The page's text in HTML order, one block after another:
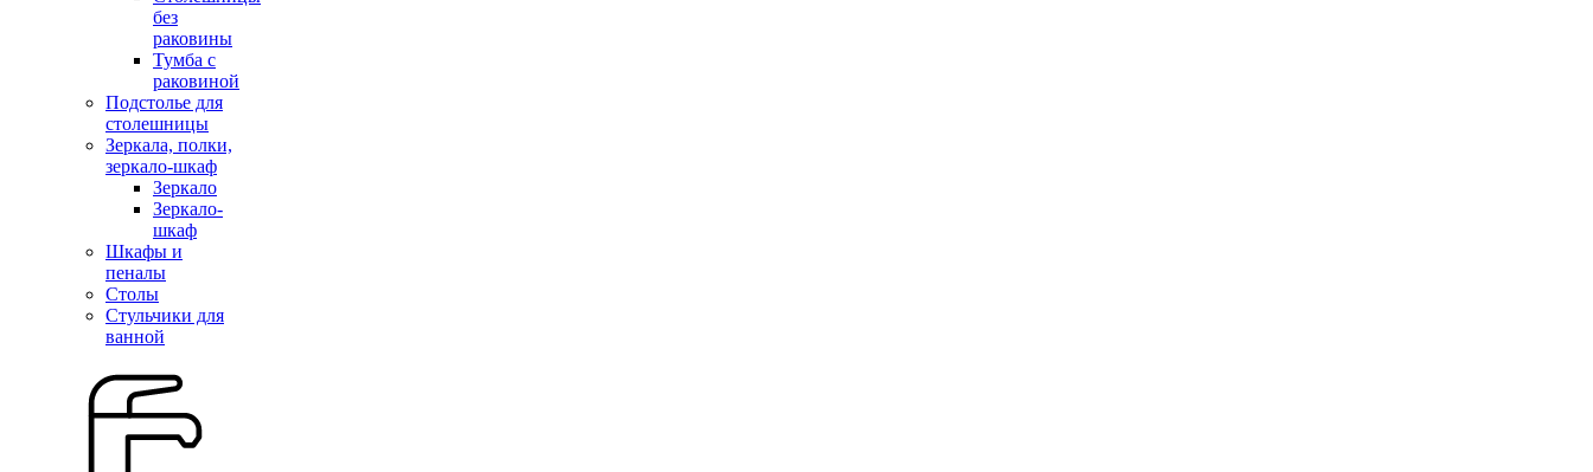
без
раковины
Тумба с
раковиной
Подстолье для
столешницы
Зеркала, полки,
зеркало-шкаф
Зеркало
Зеркало-
шкаф
Шкафы и
пеналы
Столы
Стульчики для
ванной